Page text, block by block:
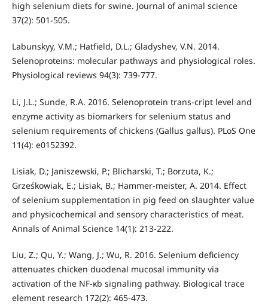
high selenium diets for swine. Journal of animal science
37(2): 501-505.
Labunskyy, V.M.; Hatfield, D.L.; Gladyshev, V.N. 2014.
Selenoproteins: molecular pathways and physiological roles.
Physiological reviews 94(3): 739-777.
Li, J.L.; Sunde, R.A. 2016. Selenoprotein trans-cript level and
enzyme activity as biomarkers for selenium status and
selenium requirements of chickens (Gallus gallus). PLoS One
11(4): e0152392.
Lisiak, D.; Janiszewski, P.; Blicharski, T.; Borzuta, K.;
Grześkowiak, E.; Lisiak, B.; Hammer-meister, A. 2014. Effect
of selenium supplementation in pig feed on slaughter value
and physicochemical and sensory characteristics of meat.
Annals of Animal Science 14(1): 213-222.
Liu, Z.; Qu, Y.; Wang, J.; Wu, R. 2016. Selenium deficiency
attenuates chicken duodenal mucosal immunity via
activation of the NF-κb signaling pathway. Biological trace
element research 172(2): 465-473.